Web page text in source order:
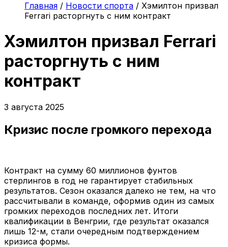
Главная / Новости спорта / Хэмилтон призвал
Ferrari расторгнуть с ним контракт
Хэмилтон призвал Ferrari
расторгнуть с ним
контракт
3 августа 2025
Кризис после громкого перехода
Контракт на сумму 60 миллионов фунтов
стерлингов в год не гарантирует стабильных
результатов. Сезон оказался далеко не тем, на что
рассчитывали в команде, оформив один из самых
громких переходов последних лет. Итоги
квалификации в Венгрии, где результат оказался
лишь 12-м, стали очередным подтверждением
кризиса формы.